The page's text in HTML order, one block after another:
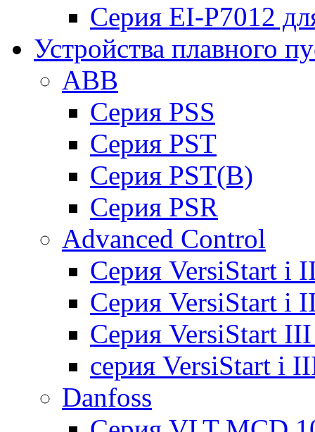
Серия EI-P7012
Устройства плавного
ABB
Cерия PSS
Cерия PST
Cерия PST(B)
Серия PSR
Advanced Control
Cерия VersiStart i
Cерия VersiStart i
Cерия VersiStart
серия VersiStart i
Danfoss